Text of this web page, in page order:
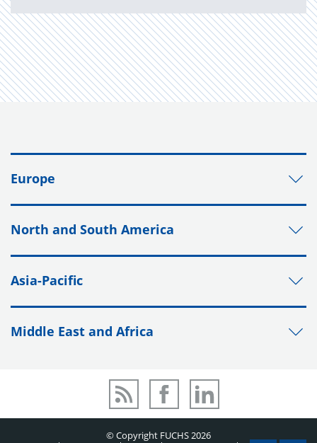
Europe
North and South America
Asia-Pacific
Middle East and Africa
© Copyright FUCHS 2026